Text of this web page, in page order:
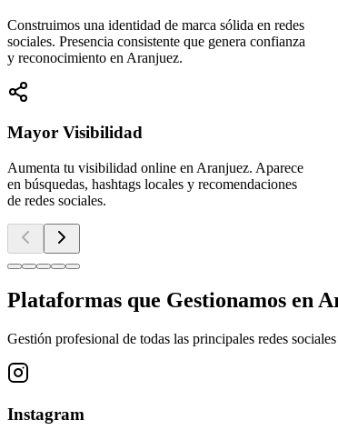
Construimos una identidad de marca sólida en redes
sociales. Presencia consistente que genera confianza
y reconocimiento en Aranjuez.
Mayor Visibilidad
Aumenta tu visibilidad online en Aranjuez. Aparece
en búsquedas, hashtags locales y recomendaciones
de redes sociales.
Plataformas que Gestionamos en
Gestión profesional de todas las principales redes
Instagram